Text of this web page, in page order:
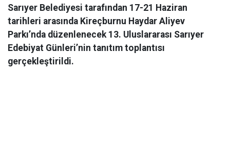
Sarıyer Belediyesi tarafından 17-21 Haziran
tarihleri arasında Kireçburnu Haydar Aliyev
Parkı’nda düzenlenecek 13. Uluslararası Sarıyer
Edebiyat Günleri’nin tanıtım toplantısı
gerçekleştirildi.